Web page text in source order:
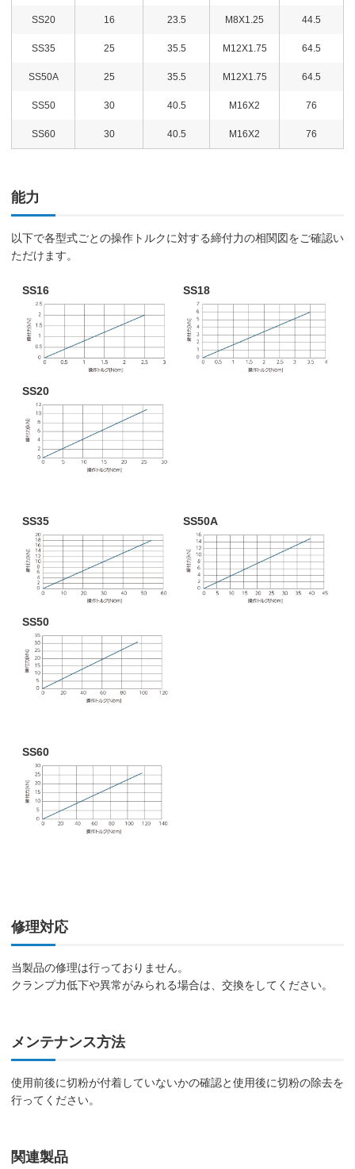
SS20 16 23.5 M8X1.25 44.5
SS35 25 35.5 M12X1.75 64.5
SS50A 25 35.5 M12X1.75 64.5
SS50 30 40.5 M16X2 76
SS60 30 40.5 M16X2 76
能力
以下で各型式ごとの操作トルクに対する締付力の相関図をご確認い
ただけます。
SS16 SS18
SS20
SS35 SS50A
SS50
SS60
修理対応
当製品の修理は行っておりません。
クランプ力低下や異常がみられる場合は、交換をしてください。
メンテナンス方法
使用前後に切粉が付着していないかの確認と使用後に切粉の除去を
行ってください。
関連製品